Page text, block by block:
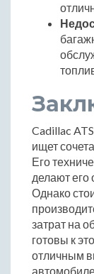
Cadillac
ищет
Его
делают его
Однако
затрат на
готовы к
отличным